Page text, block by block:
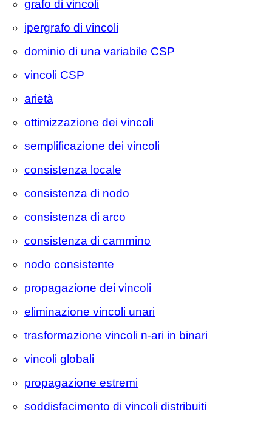
grafo di vincoli
ipergrafo di vincoli
dominio di una variabile CSP
vincoli CSP
arietà
ottimizzazione dei vincoli
semplificazione dei vincoli
consistenza locale
consistenza di nodo
consistenza di arco
consistenza di cammino
nodo consistente
propagazione dei vincoli
eliminazione vincoli unari
trasformazione vincoli n-ari in binari
vincoli globali
propagazione estremi
soddisfacimento di vincoli distribuiti